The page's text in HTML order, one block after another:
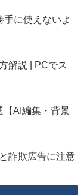
に使えないよ
解説 | PCでス
【AI編集・背景
詐欺広告に注意